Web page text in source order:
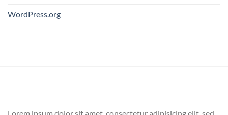
WordPress.org
Lorem ipsum dolor sit amet, consectetur adipisicing elit, sed